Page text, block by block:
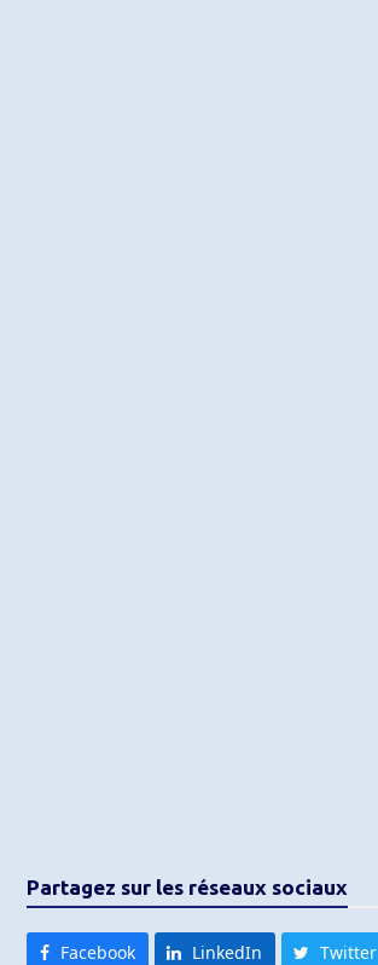
Partagez sur les réseaux sociaux
Facebook LinkedIn
Twitter